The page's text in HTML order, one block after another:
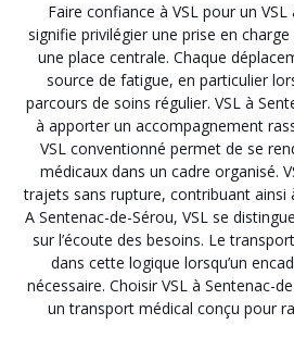
Faire confiance à VSL pour un
signifie privilégier une prise en
une place centrale. Chaque
source de fatigue, en particulier
parcours de soins régulier. VSL à
à apporter un accompagnement
VSL conventionné permet de se
médicaux dans un cadre organisé.
trajets sans rupture, contribuant ainsi
A Sentenac-de-Sérou, VSL se
sur l’écoute des besoins. Le
dans cette logique lorsqu’un
nécessaire. Choisir VSL à Sentenac-
un transport médical conçu pour